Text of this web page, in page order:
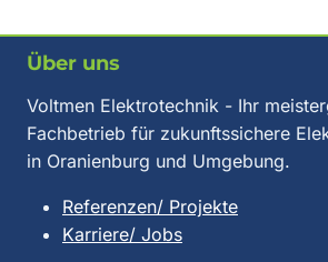
Über uns
Voltmen Elektrotechnik - Ihr
Fachbetrieb für zukunftssichere
in Oranienburg und Umgebung.
Referenzen/ Projekte
Karriere/ Jobs